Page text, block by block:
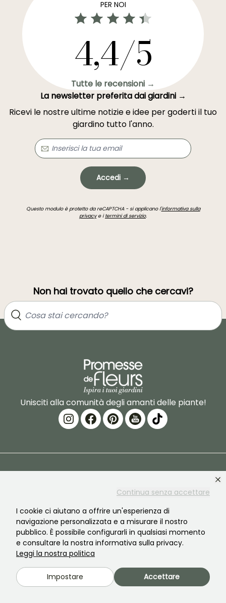
Continua senza accettare
I cookie ci aiutano a offrire un'esperienza di
navigazione personalizzata e a misurare il nostro
pubblico. È possibile configurarli in qualsiasi momento
e consultare la nostra informativa sulla privacy.
Leggi la nostra politica
Impostare Accettare
PER NOI
4,4/5
Tutte le recensioni →
La newsletter preferita dai giardini →
Ricevi le nostre ultime notizie e idee per goderti il tuo
giardino tutto l'anno.
Accedi →
Questo modulo è protetto da reCAPTCHA - si applicano l'informativa sulla
privacye itermini di servizio.
Non hai trovato quello che cercavi?
Unisciti alla comunità degli amanti delle piante!
La nostra storia
Le nostre piante
I nostri impegni
I nostri valori
Consegne
Garanzia degli impianti
Plantfit